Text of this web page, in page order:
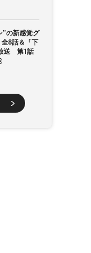
”の新感覚グ
8話＆「下
送 第1話